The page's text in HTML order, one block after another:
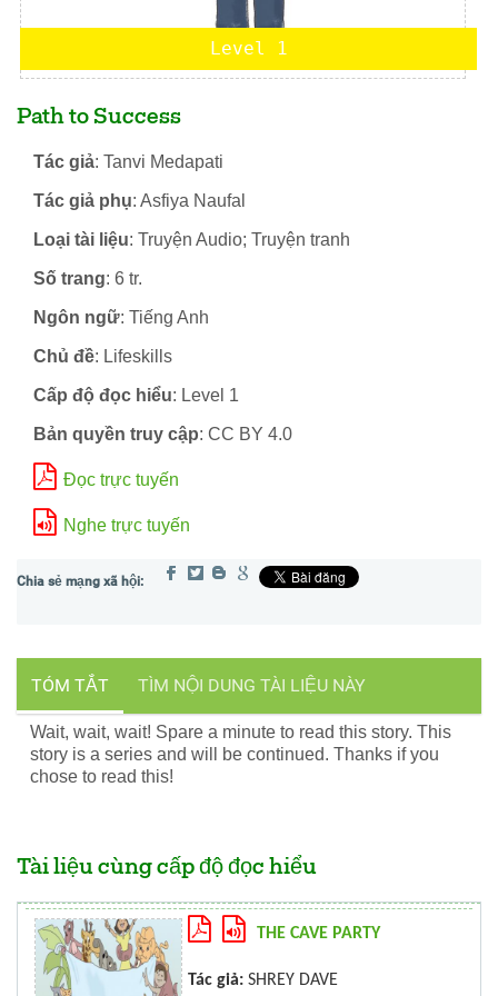
Level 1
Path to Success
Tác giả: Tanvi Medapati
Tác giả phụ: Asfiya Naufal
Loại tài liệu: Truyện Audio; Truyện tranh
Số trang: 6 tr.
Ngôn ngữ: Tiếng Anh
Chủ đề: Lifeskills
Cấp độ đọc hiểu: Level 1
Bản quyền truy cập: CC BY 4.0
Đọc trực tuyến
Nghe trực tuyến
TÓM TẮT TÌM NỘI DUNG TÀI LIỆU NÀY
Wait, wait, wait! Spare a minute to read this story. This
story is a series and will be continued. Thanks if you
chose to read this!
Tài liệu cùng cấp độ đọc hiểu
THE CAVE PARTY
Tác giả: SHREY DAVE